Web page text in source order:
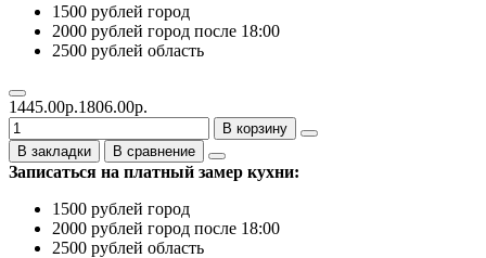
1500 рублей город
2000 рублей город после 18:00
2500 рублей область
1445.00р.1806.00р.
В корзину
В закладки
В сравнение
Записаться на платный замер кухни:
1500 рублей город
2000 рублей город после 18:00
2500 рублей область